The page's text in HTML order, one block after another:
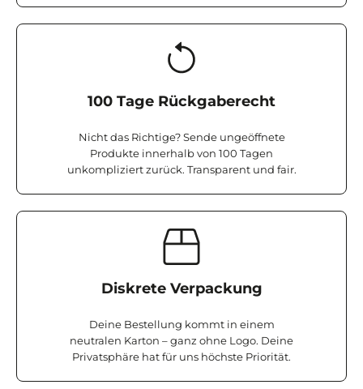
100 Tage Rückgaberecht
Nicht das Richtige? Sende ungeöffnete
Produkte innerhalb von 100 Tagen
unkompliziert zurück. Transparent und fair.
Diskrete Verpackung
Deine Bestellung kommt in einem
neutralen Karton – ganz ohne Logo. Deine
Privatsphäre hat für uns höchste Priorität.